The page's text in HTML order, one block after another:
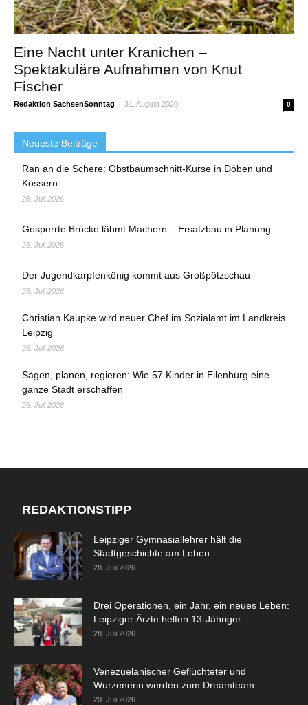
Eine Nacht unter Kranichen –
Spektakuläre Aufnahmen von Knut
Fischer
Redaktion SachsenSonntag - 31. August 2020 0
Neueste Beiträge
Ran an die Schere: Obstbaumschnitt-Kurse in Döben und
Kössern
28. Juli 2026
Gesperrte Brücke lähmt Machern – Ersatzbau in Planung
28. Juli 2026
Der Jugendkarpfenkönig kommt aus Großpötzschau
28. Juli 2026
Christian Kaupke wird neuer Chef im Sozialamt im Landkreis
Leipzig
28. Juli 2026
Sägen, planen, regieren: Wie 57 Kinder in Eilenburg eine
ganze Stadt erschaffen
28. Juli 2026
REDAKTIONSTIPP
Leipziger Gymnasiallehrer hält die
Stadtgeschichte am Leben
28. Juli 2026
Drei Operationen, ein Jahr, ein neues Leben:
Leipziger Ärzte helfen 13-Jähriger...
28. Juli 2026
Venezuelanischer Geflüchteter und
Wurzenerin werden zum Dreamteam
20. Juli 2026